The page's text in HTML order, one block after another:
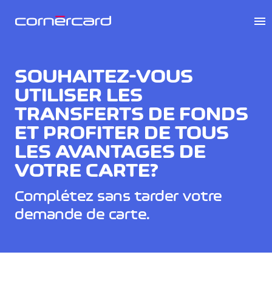
SOUHAITEZ-VOUS
UTILISER LES
TRANSFERTS DE FONDS
ET PROFITER DE TOUS
LES AVANTAGES DE
VOTRE CARTE?
Complétez sans tarder votre
demande de carte.
menu